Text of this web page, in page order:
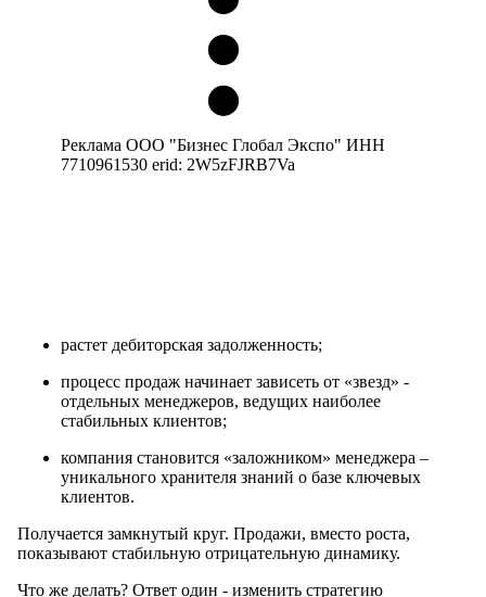
Реклама ООО "Бизнес Глобал Экспо" ИНН
7710961530 erid: 2W5zFJRB7Va
растет дебиторская задолженность;
процесс продаж начинает зависеть от «звезд» -
отдельных менеджеров, ведущих наиболее
стабильных клиентов;
компания становится «заложником» менеджера –
уникального хранителя знаний о базе ключевых
клиентов.
Получается замкнутый круг. Продажи, вместо роста,
показывают стабильную отрицательную динамику.
Что же делать? Ответ один - изменить стратегию